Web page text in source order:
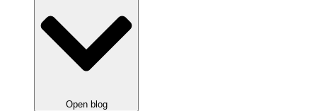
Open blog